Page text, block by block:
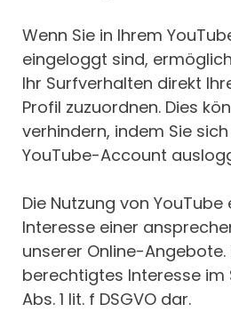
Wenn Sie in Ihrem
eingeloggt sind,
Ihr Surfverhalten direkt
Profil zuzuordnen. Dies
verhindern, indem Sie
YouTube-Account
Die Nutzung von
Interesse einer
unserer Online-Angebote.
berechtigtes Interesse im
Abs. 1 lit. f DSGVO dar.